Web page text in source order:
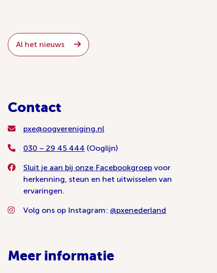
Al het nieuws
Contact
pxe@oogvereniging.nl
030 – 29 45 444 (Ooglijn)
Sluit je aan bij onze Facebookgroep voor
herkenning, steun en het uitwisselen van
ervaringen.
Volg ons op Instagram: @pxenederland
Meer informatie